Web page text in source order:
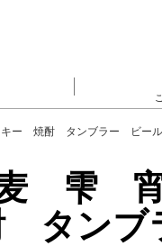
キー 焼酎 タンブラー ビール
麦 雫
タン